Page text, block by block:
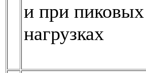
и при пиковых
нагрузках